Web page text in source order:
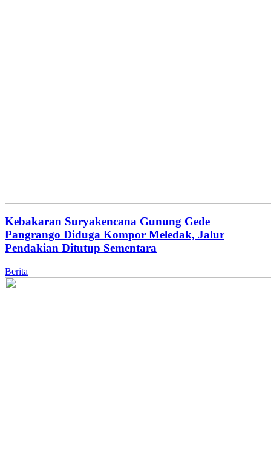
Kebakaran Suryakencana Gunung Gede
Pangrango Diduga Kompor Meledak, Jalur
Pendakian Ditutup Sementara
Berita